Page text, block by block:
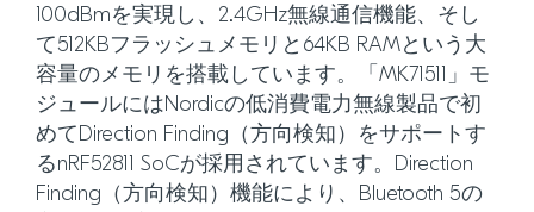
100dBmを実現し、2.4GHz無線通信機能、そし
て512KBフラッシュメモリと64KB RAMという大
容量のメモリを搭載しています。「MK71511」モ
ジュールにはNordicの低消費電力無線製品で初
めてDirection Finding（方向検知）をサポートす
るnRF52811 SoCが採用されています。Direction
Finding（方向検知）機能により、Bluetooth 5の